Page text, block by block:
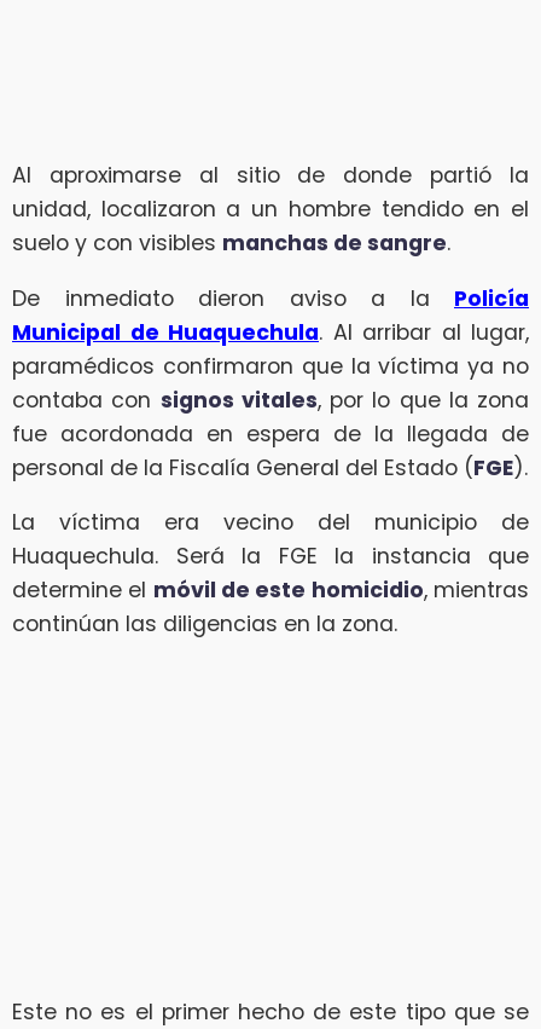
Al aproximarse al sitio de donde partió la
unidad, localizaron a un hombre tendido en el
suelo y con visibles manchas de sangre.
De inmediato dieron aviso a la Policía
Municipal de Huaquechula. Al arribar al lugar,
paramédicos confirmaron que la víctima ya no
contaba con signos vitales, por lo que la zona
fue acordonada en espera de la llegada de
personal de la Fiscalía General del Estado (FGE).
La víctima era vecino del municipio de
Huaquechula. Será la FGE la instancia que
determine el móvil de este homicidio, mientras
continúan las diligencias en la zona.
Este no es el primer hecho de este tipo que se